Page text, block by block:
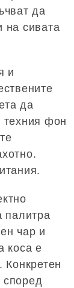
да
на сивата
и
да
техния фон
палитра
чар и
коса е
Конкретен
според